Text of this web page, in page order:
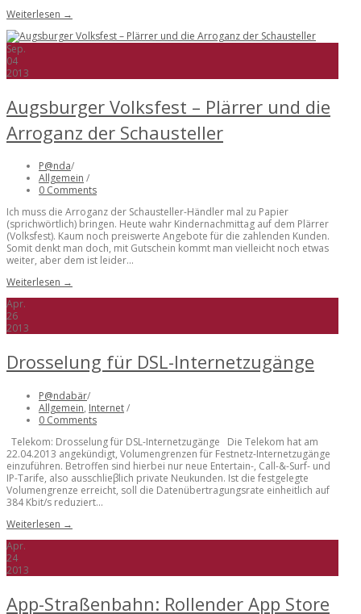
Weiterlesen →
Sep.
04
2013
Augsburger Volksfest – Plärrer und die
Arroganz der Schausteller
P@nda/
Allgemein /
0 Comments
Ich muss die Arroganz der Schausteller-Händler mal zu Papier
(sprichwörtlich) bringen. Heute wahr Kindernachmittag auf dem Plärrer
(Volksfest). Kaum noch preiswerte Angebote für die zahlenden Kunden.
Somit denkt man doch, mit Gutschein kommt man vielleicht noch etwas
weiter, aber dem ist leider...
Weiterlesen →
Apr.
26
2013
Drosselung für DSL-Internetzugänge
P@ndabär/
Allgemein, Internet/
0 Comments
Telekom: Drosselung für DSL-Internetzugänge Die Telekom hat am
22.04.2013 angekündigt, Volumengrenzen für Festnetz-Internetzugänge
einzuführen. Betroffen sind hierbei nur neue Entertain-, Call-&-Surf- und
IP-Tarife, also ausschlieβlich private Neukunden. Ist die festgelegte
Volumengrenze erreicht, soll die Datenübertragungsrate einheitlich auf
384 Kbit/s reduziert...
Weiterlesen →
Apr.
24
2013
App-Straßenbahn: Rollender App Store